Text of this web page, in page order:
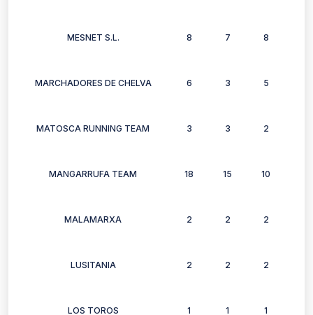
MESNET S.L. 8 7 8
MARCHADORES DE CHELVA 6 3 5
MATOSCA RUNNING TEAM 3 3 2
MANGARRUFA TEAM 18 15 10
MALAMARXA 2 2 2
LUSITANIA 2 2 2
LOS TOROS 1 1 1